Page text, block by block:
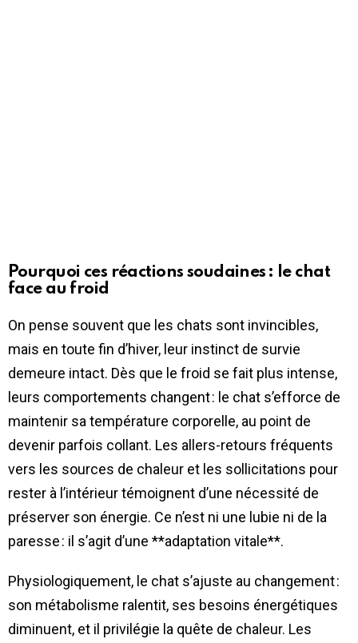
Pourquoi ces réactions soudaines : le chat
face au froid
On pense souvent que les chats sont invincibles,
mais en toute fin d’hiver, leur instinct de survie
demeure intact. Dès que le froid se fait plus intense,
leurs comportements changent : le chat s’efforce de
maintenir sa température corporelle, au point de
devenir parfois collant. Les allers-retours fréquents
vers les sources de chaleur et les sollicitations pour
rester à l’intérieur témoignent d’une nécessité de
préserver son énergie. Ce n’est ni une lubie ni de la
paresse : il s’agit d’une **adaptation vitale**.
Physiologiquement, le chat s’ajuste au changement :
son métabolisme ralentit, ses besoins énergétiques
diminuent, et il privilégie la quête de chaleur. Les